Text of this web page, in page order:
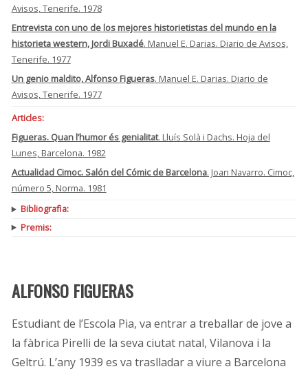
Avisos, Tenerife. 1978
Entrevista con uno de los mejores historietistas del mundo en la
historieta western, Jordi Buxadé. Manuel E. Darias. Diario de Avisos,
Tenerife. 1977
Un genio maldito, Alfonso Figueras. Manuel E. Darias. Diario de
Avisos, Tenerife. 1977
Articles:
Figueras. Quan l’humor és genialitat. Lluís Solà i Dachs. Hoja del
Lunes, Barcelona. 1982
Actualidad Cimoc. Salón del Cómic de Barcelona. Joan Navarro. Cimoc,
número 5, Norma. 1981
Bibliografia:
Premis:
ALFONSO FIGUERAS
Estudiant de l’Escola Pia, va entrar a treballar de jove a
la fàbrica Pirelli de la seva ciutat natal, Vilanova i la
Geltrú. L’any 1939 es va traslladar a viure a Barcelona